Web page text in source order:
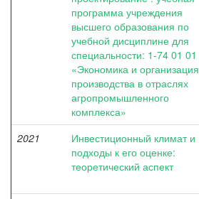
программа учреждения
высшего образования по
учебной дисциплине для
специальности: 1-74 01 01
«Экономика и организация
производства в отраслях
агропромышленного
комплекса»
2021
Инвестиционный климат и
подходы к его оценке:
теоретический аспект